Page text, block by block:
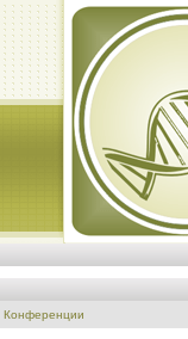
Конференции